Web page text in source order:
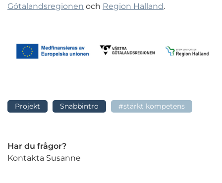
Götalandsregionen och Region Halland.
Projekt Snabbintro #stärkt kompetens
Har du frågor?
Kontakta Susanne